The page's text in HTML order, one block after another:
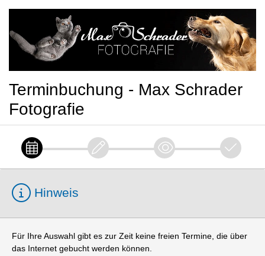
Terminbuchung - Max Schrader
Fotografie
Hinweis
Für Ihre Auswahl gibt es zur Zeit keine freien Termine, die über
das Internet gebucht werden können.